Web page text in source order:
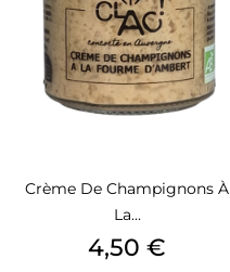
Crème De Champignons À
La...
Prix
4,50 €